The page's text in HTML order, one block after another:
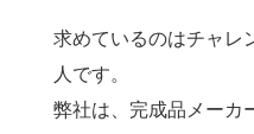
求めているのはチャレ
人です。
弊社は、完成品メーカ